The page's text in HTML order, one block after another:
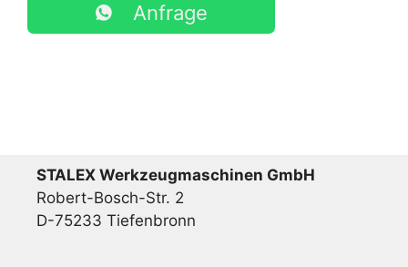
Anfrage
STALEX Werkzeugmaschinen GmbH
Robert-Bosch-Str. 2
D-75233 Tiefenbronn